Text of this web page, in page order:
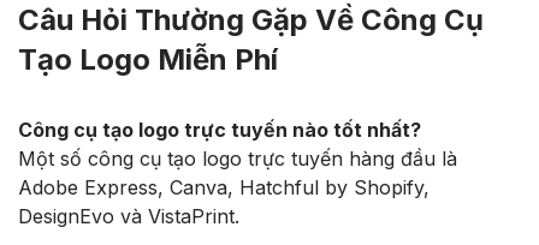
Câu Hỏi Thường Gặp Về Công Cụ
Tạo Logo Miễn Phí
Công cụ tạo logo trực tuyến nào tốt nhất?
Một số công cụ tạo logo trực tuyến hàng đầu là
Adobe Express, Canva, Hatchful by Shopify,
DesignEvo và VistaPrint.